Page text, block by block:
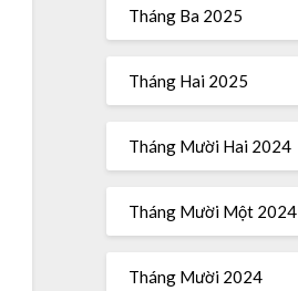
Tháng Ba 2025
Tháng Hai 2025
Tháng Mười Hai 2024
Tháng Mười Một 2024
Tháng Mười 2024